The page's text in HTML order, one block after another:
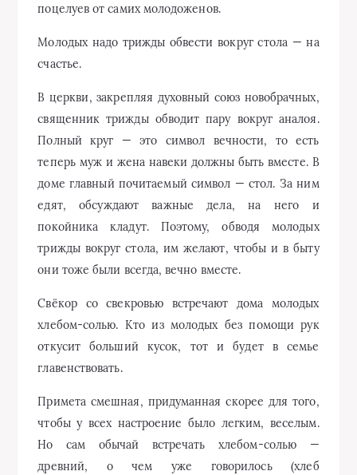
поцелуев от самих молодоженов.
Молодых надо трижды обвести вокруг стола — на
счастье.
В церкви, закрепляя духовный союз новобрачных,
священник трижды обводит пару вокруг аналоя.
Полный круг — это символ вечности, то есть
теперь муж и жена навеки должны быть вместе. В
доме главный почитаемый символ — стол. За ним
едят, обсуждают важные дела, на него и
покойника кладут. Поэтому, обводя молодых
трижды вокруг стола, им желают, чтобы и в быту
они тоже были всегда, вечно вместе.
Свёкор со свекровью встречают дома молодых
хлебом-солью. Кто из молодых без помощи рук
откусит больший кусок, тот и будет в семье
главенствовать.
Примета смешная, придуманная скорее для того,
чтобы у всех настроение было легким, веселым.
Но сам обычай встречать хлебом-солью —
древний, о чем уже говорилось (хлеб